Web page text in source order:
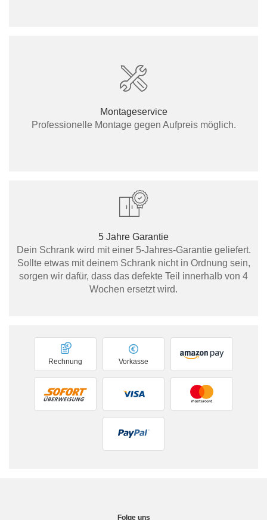
Montageservice
Professionelle Montage gegen Aufpreis möglich.
5 Jahre Garantie
Dein Schrank wird mit einer 5-Jahres-Garantie geliefert.
Sollte etwas mit deinem Schrank nicht in Ordnung sein,
sorgen wir dafür, dass das defekte Teil innerhalb von 4
Wochen ersetzt wird.
Vorkasse
Rechnung
Folge uns